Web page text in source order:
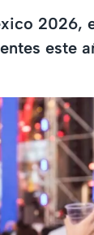
2026,
este